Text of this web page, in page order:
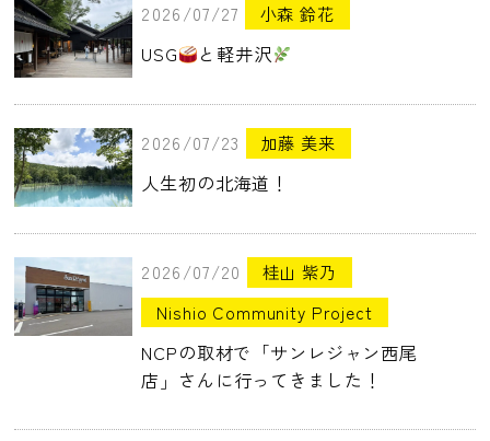
2026/07/27 小森 鈴花
USG と軽井沢
2026/07/23 加藤 美来
人生初の北海道！
2026/07/20
桂山 紫乃
Nishio Community Project
NCPの取材で「サンレジャン西尾
店」さんに行ってきました！